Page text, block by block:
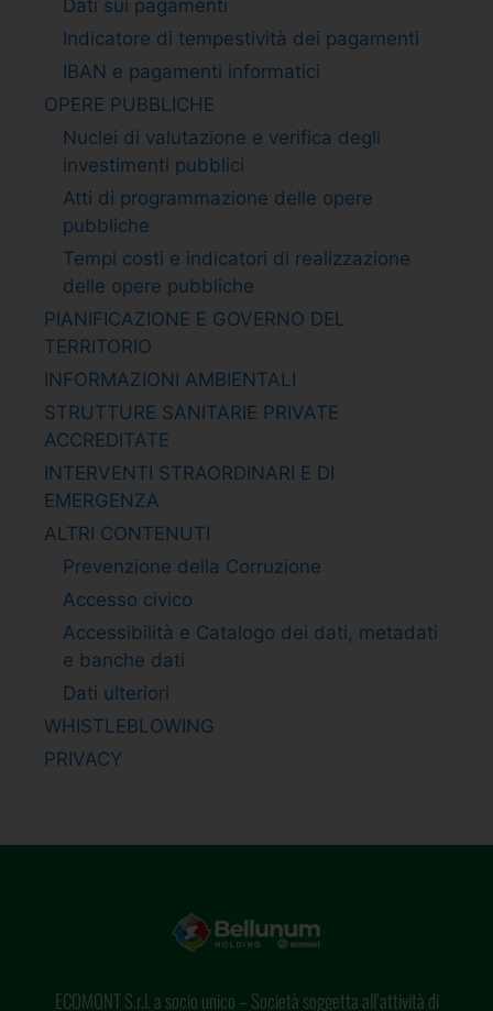
Dati sui pagamenti
Indicatore di tempestività dei pagamenti
IBAN e pagamenti informatici
OPERE PUBBLICHE
Nuclei di valutazione e verifica degli
investimenti pubblici
Atti di programmazione delle opere
pubbliche
Tempi costi e indicatori di realizzazione
delle opere pubbliche
PIANIFICAZIONE E GOVERNO DEL
TERRITORIO
INFORMAZIONI AMBIENTALI
STRUTTURE SANITARIE PRIVATE
ACCREDITATE
INTERVENTI STRAORDINARI E DI
EMERGENZA
ALTRI CONTENUTI
Prevenzione della Corruzione
Accesso civico
Accessibilità e Catalogo dei dati, metadati
e banche dati
Dati ulteriori
WHISTLEBLOWING
PRIVACY
ECOMONT S.r.l. a socio unico – Società soggetta all’attività di